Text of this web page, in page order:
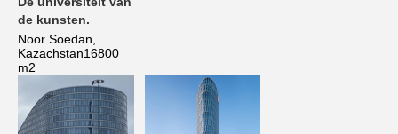
de kunsten.
Noor Soedan,
Kazachstan16800
m2